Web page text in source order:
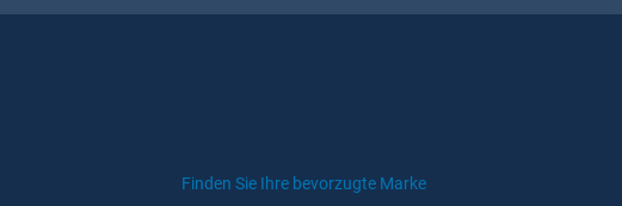
Finden Sie Ihre bevorzugte Marke